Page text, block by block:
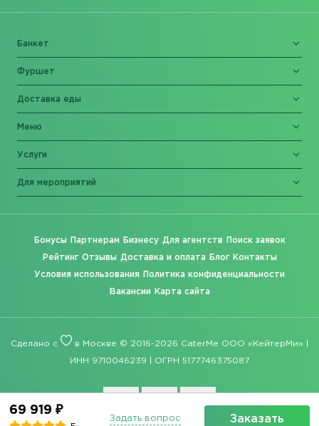
69 919 ₽
Заказать
Задать вопрос
Банкет
Фуршет
Доставка еды
Меню
Услуги
Для мероприятий
Бонусы Партнерам Бизнесу Для агентств Поиск заявок
Рейтинг Отзывы Доставка и оплата Блог Контакты
Условия использования Политика конфиденциальности
Вакансии Карта сайта
Сделано с в Москве © 2016-2026 CaterMe ООО «КейтерМи» |
ИНН 9710046239 | ОГРН 5177746375087